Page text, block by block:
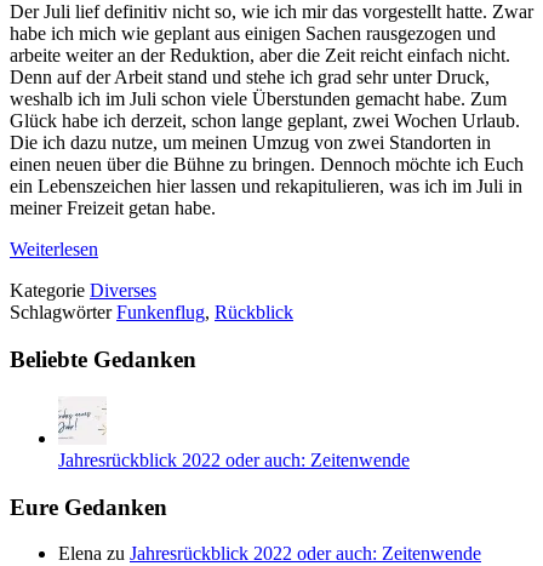
Der Juli lief definitiv nicht so, wie ich mir das vorgestellt hatte. Zwar
habe ich mich wie geplant aus einigen Sachen rausgezogen und
arbeite weiter an der Reduktion, aber die Zeit reicht einfach nicht.
Denn auf der Arbeit stand und stehe ich grad sehr unter Druck,
weshalb ich im Juli schon viele Überstunden gemacht habe. Zum
Glück habe ich derzeit, schon lange geplant, zwei Wochen Urlaub.
Die ich dazu nutze, um meinen Umzug von zwei Standorten in
einen neuen über die Bühne zu bringen. Dennoch möchte ich Euch
ein Lebenszeichen hier lassen und rekapitulieren, was ich im Juli in
meiner Freizeit getan habe.
Weiterlesen
Kategorie Diverses
SchlagwörterFunkenflug, Rückblick
Beliebte Gedanken
Jahresrückblick 2022 oder auch: Zeitenwende
Eure Gedanken
Elena zu Jahresrückblick 2022 oder auch: Zeitenwende